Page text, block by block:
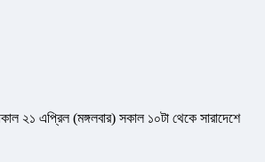
২১ এপ্রিল (মঙ্গলবার) সকাল ১০টা থেকে সারাদেশে